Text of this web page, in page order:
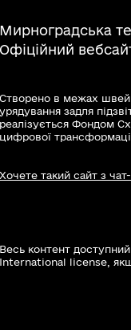
Мирноградська
Офіційний
Створено в межах
урядування задля
реалізується Фондом
цифрової
Хочете такий сайт з
Весь контент
International license,